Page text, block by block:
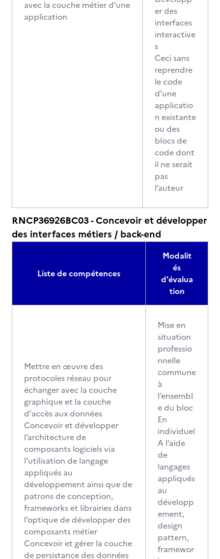
avec la couche métier d’une
application
er des
interfaces
interactive
s
Ceci sans
reprendre
le code
d’une
applicatio
n existante
ou des
blocs de
code dont
il ne serait
pas
l’auteur
RNCP36926BC03 - Concevoir et développer
des interfaces métiers / back-end
Liste de compétences
Modalit
és
d'évalua
tion
Mettre en œuvre des
protocoles réseau pour
échanger avec la couche
graphique et la couche
d'accès aux données
Concevoir et développer
l’architecture de
composants logiciels via
l’utilisation de langage
appliqués au
développement ainsi que de
patrons de conception,
frameworks et librairies dans
l’optique de développer des
composants métier
Concevoir et gérer la couche
de persistance des données
Mise en
situation
professio
nnelle
commune
à
l’ensembl
e du bloc
En
individuel
A l’aide
de
langages
appliqués
au
développ
ement,
design
pattern,
framewor